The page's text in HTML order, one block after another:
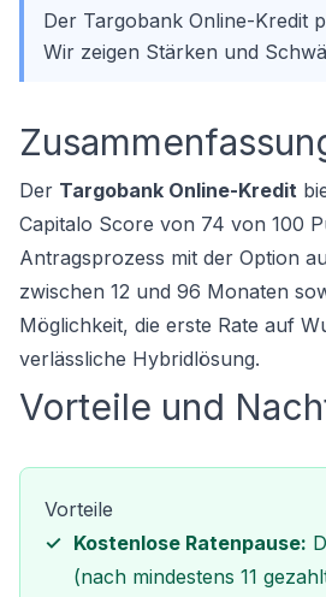
Der Targobank Online-Kredit
Wir zeigen Stärken und
Der Targobank Online-Kredit
Capitalo Score von 74 von 100
Antragsprozess mit der Option
zwischen 12 und 96 Monaten
Möglichkeit, die erste Rate auf
verlässliche Hybridlösung.
Vorteile und
Vorteile
Kostenlose Ratenpause:
(nach mindestens 11